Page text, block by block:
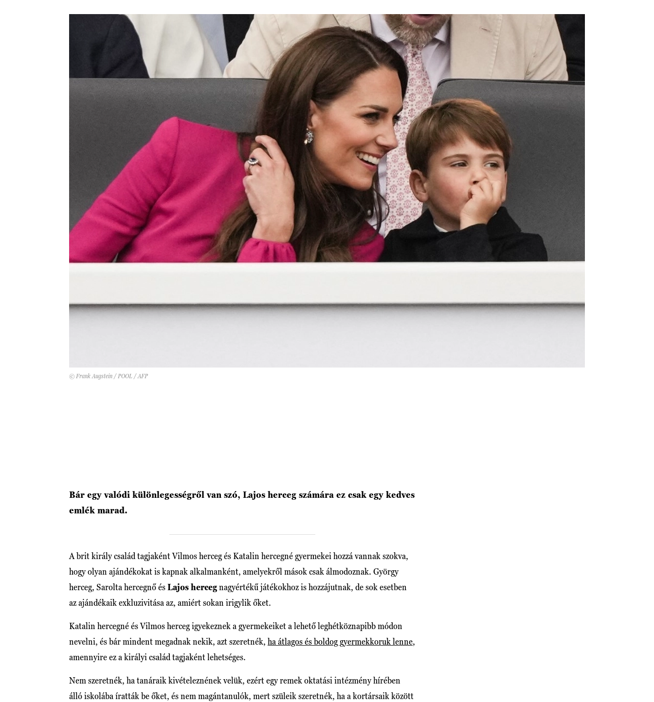
© Frank Augstein / POOL / AFP
Bár egy valódi különlegességről van szó, Lajos herceg számára ez csak egy kedves
emlék marad.
A brit király család tagjaként Vilmos herceg és Katalin hercegné gyermekei hozzá vannak szokva,
hogy olyan ajándékokat is kapnak alkalmanként, amelyekről mások csak álmodoznak. György
herceg, Sarolta hercegnő ésLajos hercegnagyértékű játékokhoz is hozzájutnak, de sok esetben
az ajándékaik exkluzivitása az, amiért sokan irigylik őket.
Katalin hercegné és Vilmos herceg igyekeznek a gyermekeiket a lehető leghétköznapibb módon
nevelni, és bár mindent megadnak nekik, azt szeretnék, ha átlagos és boldog gyermekkoruk lenne,
amennyire ez a királyi család tagjaként lehetséges.
Nem szeretnék, ha tanáraik kivételeznének velük, ezért egy remek oktatási intézmény hírében
álló iskolába íratták be őket, és nem magántanulók, mert szüleik szeretnék, ha a kortársaik között